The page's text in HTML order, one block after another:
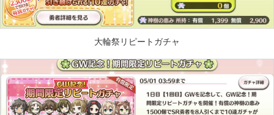
大輪祭リピートガチャ